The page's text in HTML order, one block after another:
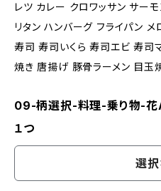
レツ カレー クロワッサン サー
リタン ハンバーグ フライパン
寿司 寿司いくら 寿司エビ 寿
焼き 唐揚げ 豚骨ラーメン 目
09-柄選択-料理-乗り物-花A
１つ
選